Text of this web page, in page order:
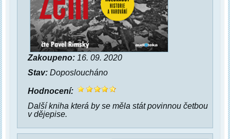
Zakoupeno: 16. 09. 2020
Stav: Doposloucháno
Hodnocení:
Další kniha která by se měla stát povinnou četbou
v dějepise.